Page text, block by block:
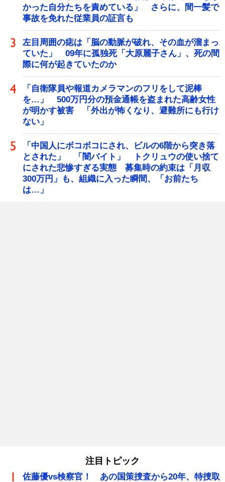
かった自分たちを責めている」 さらに、間一髪で
事故を免れた従業員の証言も
左目周囲の痣は「脳の動脈が破れ、その血が溜まっ
ていた」 09年に孤独死「大原麗子さん」、死の間
際に何が起きていたのか
「自衛隊員や報道カメラマンのフリをして泥棒
を…」 500万円分の預金通帳を盗まれた高齢女性
が明かす被害 「外出が怖くなり、避難所にも行け
ない」
「中国人にボコボコにされ、ビルの6階から突き落
とされた」 「闇バイト」 トクリュウの使い捨て
にされた悲惨すぎる実態 募集時の約束は「月収
300万円」も、組織に入った瞬間、「お前たち
は…」
注目トピック
佐藤優vs検察官！ あの国策捜査から20年、特捜取